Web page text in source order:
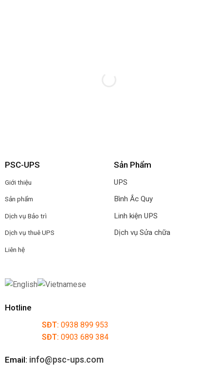
PSC-UPS
Giới thiệu
Sản phẩm
Dịch vụ Bảo trì
Dịch vụ thuê UPS
Liên hệ
Sản Phẩm
UPS
Bình Ắc Quy
Linh kiện UPS
Dịch vụ Sửa chữa
Hotline
SĐT: 0938 899 953
SĐT: 0903 689 384
Email: info@psc-ups.com